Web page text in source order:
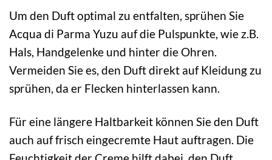
Um den Duft optimal zu entfalten, sprühen Sie
Acqua di Parma Yuzu auf die Pulspunkte, wie z.B.
Hals, Handgelenke und hinter die Ohren.
Vermeiden Sie es, den Duft direkt auf Kleidung zu
sprühen, da er Flecken hinterlassen kann.
Für eine längere Haltbarkeit können Sie den Duft
auch auf frisch eingecremte Haut auftragen. Die